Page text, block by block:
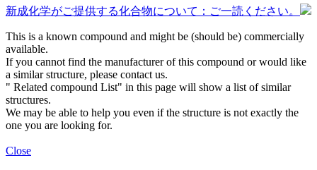
新成化学がご提供する化合物について：ご一読ください。
This is a known compound and might be (should be) commercially
available.
If you cannot find the manufacturer of this compound or would like
a similar structure, please contact us.
" Related compound List" in this page will show a list of similar
structures.
We may be able to help you even if the structure is not exactly the
one you are looking for.
Close